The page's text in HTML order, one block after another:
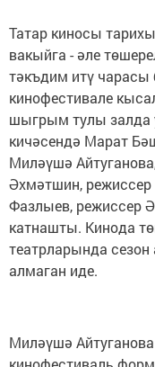
Татар киносы
вакыйга - әле
тәкъдим итү чарасы
кинофестивале
шыгрым тулы залда
кичәсендә Марат
Миләүшә
Әхмәтшин,
Фазлыев, режиссер
катнашты. Кинода
театрларында сезон
алмаган иде.
Миләүшә